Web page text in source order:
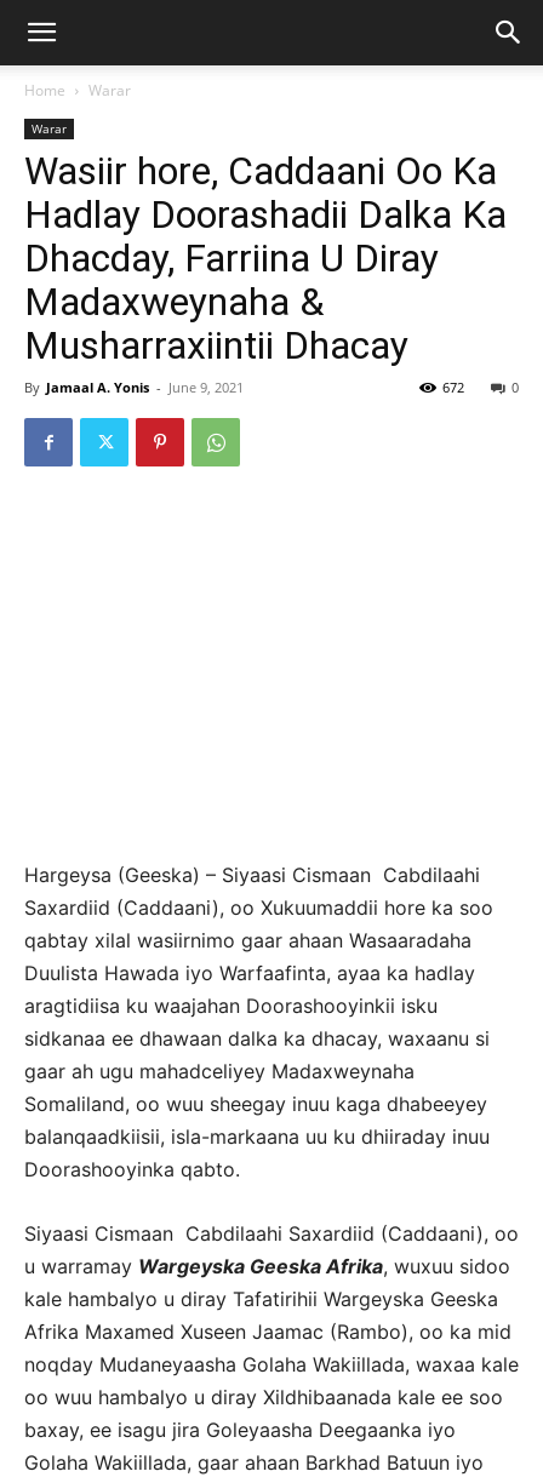
Home Warar
Warar
Wasiir hore, Caddaani Oo Ka
Hadlay Doorashadii Dalka Ka
Dhacday, Farriina U Diray
Madaxweynaha &
Musharraxiintii Dhacay
By Jamaal A. Yonis - June 9, 2021 0
672
Hargeysa (Geeska) – Siyaasi Cismaan Cabdilaahi
Saxardiid (Caddaani), oo Xukuumaddii hore ka soo
qabtay xilal wasiirnimo gaar ahaan Wasaaradaha
Duulista Hawada iyo Warfaafinta, ayaa ka hadlay
aragtidiisa ku waajahan Doorashooyinkii isku
sidkanaa ee dhawaan dalka ka dhacay, waxaanu si
gaar ah ugu mahadceliyey Madaxweynaha
Somaliland, oo wuu sheegay inuu kaga dhabeeyey
balanqaadkiisii, isla-markaana uu ku dhiiraday inuu
Doorashooyinka qabto.
Siyaasi Cismaan Cabdilaahi Saxardiid (Caddaani), oo
u warramay Wargeyska Geeska Afrika, wuxuu sidoo
kale hambalyo u diray Tafatirihii Wargeyska Geeska
Afrika Maxamed Xuseen Jaamac (Rambo), oo ka mid
noqday Mudaneyaasha Golaha Wakiillada, waxaa kale
oo wuu hambalyo u diray Xildhibaanada kale ee soo
baxay, ee isagu jira Goleyaasha Deegaanka iyo
Golaha Wakiillada, gaar ahaan Barkhad Batuun iyo